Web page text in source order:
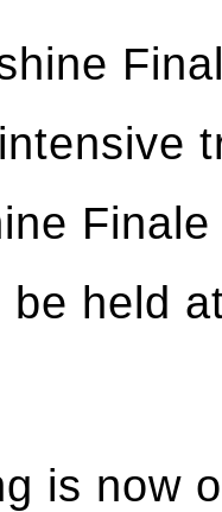
held
is now